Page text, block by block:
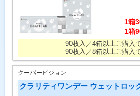
1箱
1箱
90枚入／4箱以上ご購入
90枚入／8箱以上ご購入
クーパービジョン
クラリティワンデー ウェットロッ